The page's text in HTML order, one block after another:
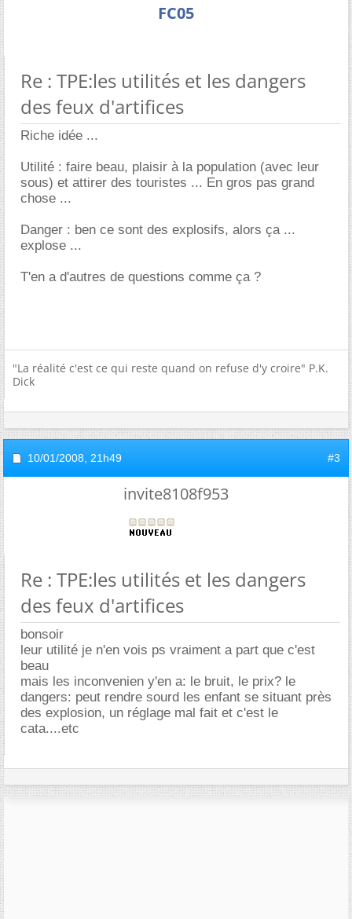
FC05
Re : TPE:les utilités et les dangers
des feux d'artifices
Riche idée ...
Utilité : faire beau, plaisir à la population (avec leur
sous) et attirer des touristes ... En gros pas grand
chose ...
Danger : ben ce sont des explosifs, alors ça ...
explose ...
T'en a d'autres de questions comme ça ?
"La réalité c'est ce qui reste quand on refuse d'y croire" P.K.
Dick
10/01/2008, 21h49 #3
invite8108f953
Re : TPE:les utilités et les dangers
des feux d'artifices
bonsoir
leur utilité je n'en vois ps vraiment a part que c'est
beau
mais les inconvenien y'en a: le bruit, le prix? le
dangers: peut rendre sourd les enfant se situant près
des explosion, un réglage mal fait et c'est le
cata....etc